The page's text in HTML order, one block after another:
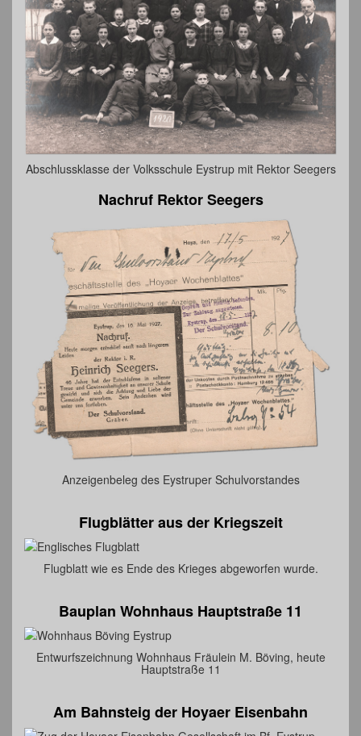
Abschlussklasse der Volksschule Eystrup mit Rektor Seegers
Nachruf Rektor Seegers
Anzeigenbeleg des Eystruper Schulvorstandes
Flugblätter aus der Kriegszeit
Flugblatt wie es Ende des Krieges abgeworfen wurde.
Bauplan Wohnhaus Hauptstraße 11
Entwurfszeichnung Wohnhaus Fräulein M. Böving, heute
Hauptstraße 11
Am Bahnsteig der Hoyaer Eisenbahn